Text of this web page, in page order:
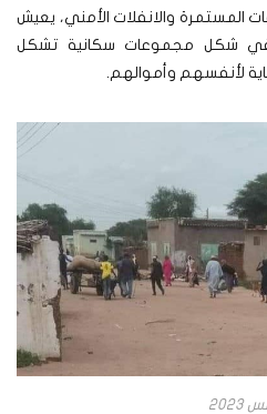
المستمرة والانفلات الأمني، يعيش
في شكل مجموعات سكانية تشكل
لأنفسهم وأموالهم.